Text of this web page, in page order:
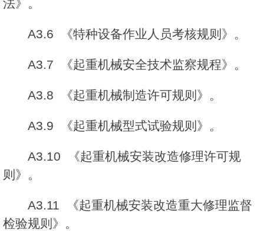
法》。
A3.6 《特种设备作业人员考核规则》。
A3.7 《起重机械安全技术监察规程》。
A3.8 《起重机械制造许可规则》。
A3.9 《起重机械型式试验规则》。
A3.10 《起重机械安装改造修理许可规
则》。
A3.11 《起重机械安装改造重大修理监督
检验规则》。